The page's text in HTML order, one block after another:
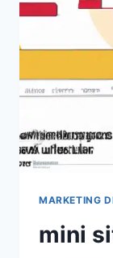
EM
MARKETING
mini